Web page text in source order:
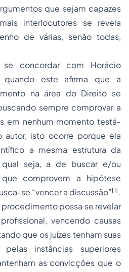
que sejam capazes
interlocutores se revela
de várias, senão todas,
concordar com Horácio
quando este afirma que a
na área do Direito se
sempre comprovar a
em nenhum momento testá-
autor, isto ocorre porque ela
a mesma estrutura da
qual seja, a de buscar e/ou
que comprovem a hipótese
se “vencer a discussão”[1].
possa se revelar
vencendo causas
que os juízes tenham suas
instâncias superiores
as convicções que o